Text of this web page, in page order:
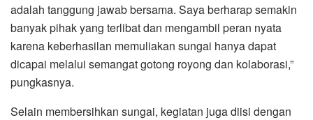
adalah tanggung jawab bersama. Saya berharap semakin
banyak pihak yang terlibat dan mengambil peran nyata
karena keberhasilan memuliakan sungai hanya dapat
dicapai melalui semangat gotong royong dan kolaborasi,”
pungkasnya.
Selain membersihkan sungai, kegiatan juga diisi dengan